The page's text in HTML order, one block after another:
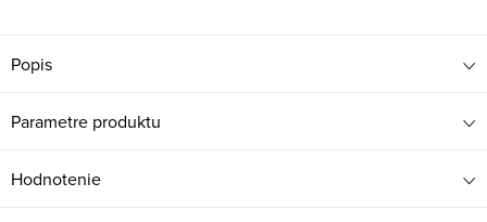
Popis
Parametre produktu
Hodnotenie